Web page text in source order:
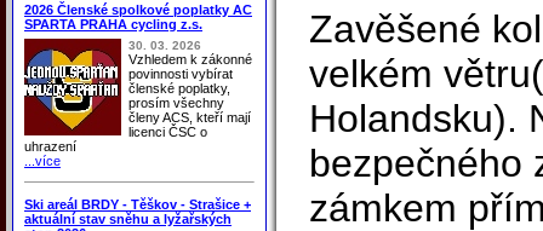
2026 Členské spolkové poplatky AC
SPARTA PRAHA cycling z.s.
30. 03. 2026
Vzhledem k zákonné
povinnosti vybírat
členské poplatky,
prosím všechny
členy ACS, kteří mají
licenci ČSC o
uhrazení
...více
Ski areál BRDY - Těškov - Strašice +
aktuální stav sněhu a lyžařských
Zavěšené
velkém
Holandsku).
bezpečného
zámkem